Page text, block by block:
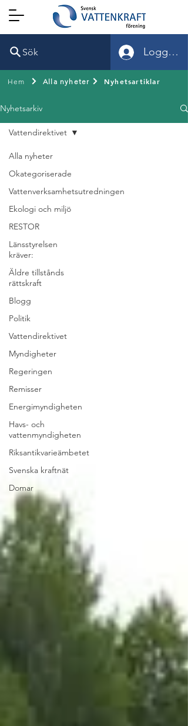
Sök Logga in
Hem Alla nyheter Nyhetsartiklar
Nyhetsarkiv
Alla nyheter
Okategoriserade
Vattenverksamhetsutredningen
Ekologi och miljö
RESTOR
Länsstyrelsen
kräver:
Äldre tillstånds
rättskraft
Blogg
Politik
Vattendirektivet
Myndigheter
Regeringen
Remisser
Energimyndigheten
Havs- och
vattenmyndigheten
Riksantikvarieämbetet
Svenska kraftnät
Domar
Vattendirektivet